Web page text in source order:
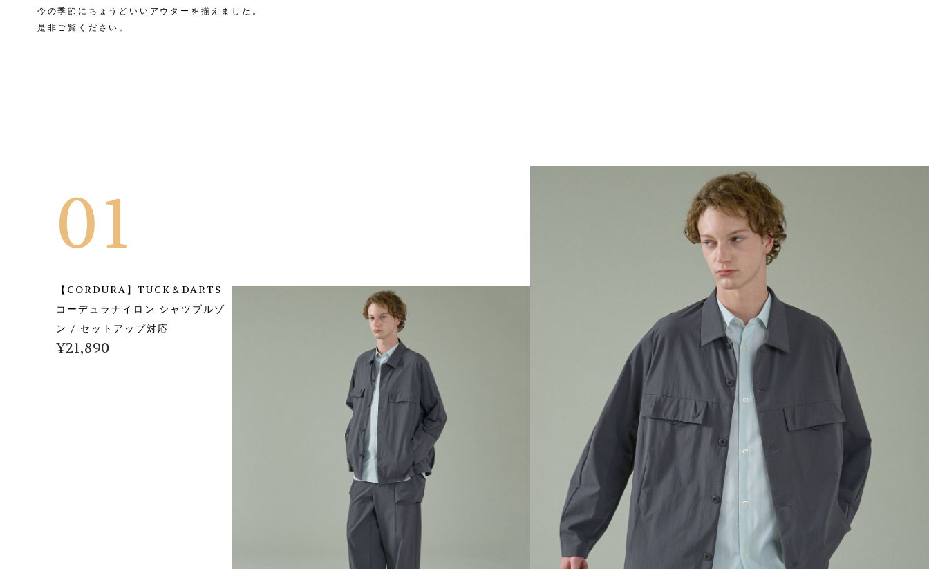
今の季節にちょうどいいアウターを揃えました。
是非ご覧ください。
01
【CORDURA】TUCK＆DARTS
コーデュラナイロン シャツブルゾ
ン / セットアップ対応
¥21,890